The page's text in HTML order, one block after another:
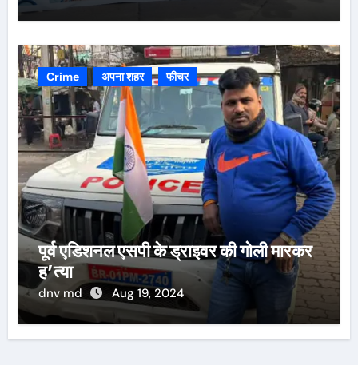
Crime अपना शहर फीचर
पूर्व एडिशनल एसपी के ड्राइवर की गोली मारकर
ह’त्या
dnv md Aug 19, 2024